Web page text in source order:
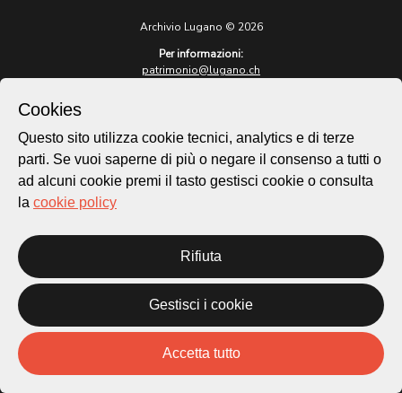
Archivio Lugano © 2026
Per informazioni:
patrimonio@lugano.ch
lugano.ch
Cookie policy
Homepage
Temi
Mappa
Novità
Progetti
Cookies
Questo sito utilizza cookie tecnici, analytics e di terze
parti. Se vuoi saperne di più o negare il consenso a tutti o
ad alcuni cookie premi il tasto gestisci cookie o consulta
la cookie policy
Rifiuta
Gestisci i cookie
Accetta tutto